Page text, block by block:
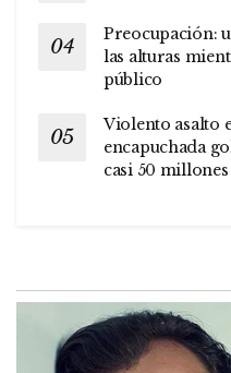
Preocupación:
las alturas
público
Violento asalto
encapuchada
casi 50 millones